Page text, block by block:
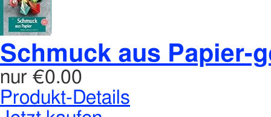
Schmuck aus Papier-
nur €0.00
Produkt-Details